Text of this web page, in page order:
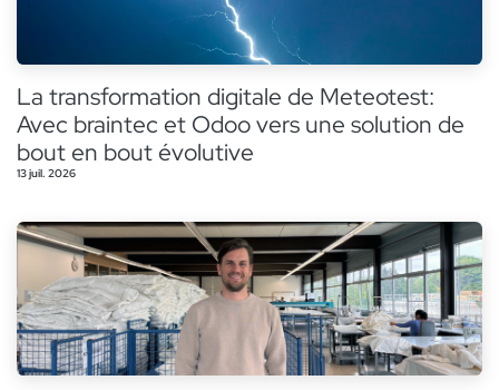
La transformation digitale de Meteotest:
Avec braintec et Odoo vers une solution de
bout en bout évolutive
13 juil. 2026